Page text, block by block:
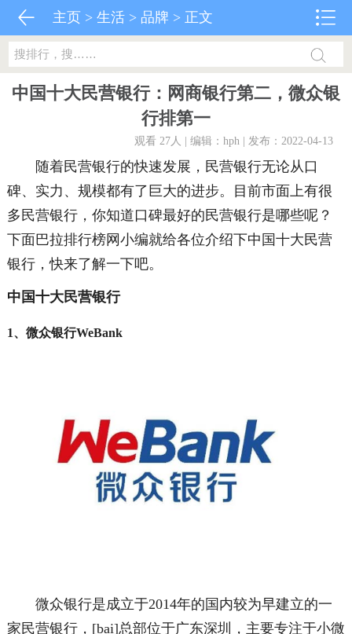
主页 >生活 > 品牌 > 正文
中国十大民营银行：网商银行第二，微众银
行排第一
观看 27人 | 编辑：hph | 发布：2022-04-13
随着民营银行的快速发展，民营银行无论从口
碑、实力、规模都有了巨大的进步。目前市面上有很
多民营银行，你知道口碑最好的民营银行是哪些呢？
下面巴拉排行榜网小编就给各位介绍下中国十大民营
银行，快来了解一下吧。
中国十大民营银行
1、微众银行WeBank
微众银行是成立于2014年的国内较为早建立的一
家民营银行，[bai]总部位于广东深圳，主要专注于小微